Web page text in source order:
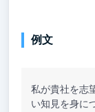
例文
私が貴社を志
い知見を身に